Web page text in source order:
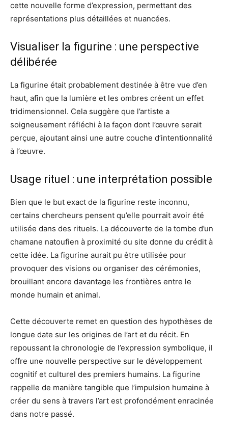
cette nouvelle forme d’expression, permettant des
représentations plus détaillées et nuancées.
Visualiser la figurine : une perspective
délibérée
La figurine était probablement destinée à être vue d’en
haut, afin que la lumière et les ombres créent un effet
tridimensionnel. Cela suggère que l’artiste a
soigneusement réfléchi à la façon dont l’œuvre serait
perçue, ajoutant ainsi une autre couche d’intentionnalité
à l’œuvre.
Usage rituel : une interprétation possible
Bien que le but exact de la figurine reste inconnu,
certains chercheurs pensent qu’elle pourrait avoir été
utilisée dans des rituels. La découverte de la tombe d’un
chamane natoufien à proximité du site donne du crédit à
cette idée. La figurine aurait pu être utilisée pour
provoquer des visions ou organiser des cérémonies,
brouillant encore davantage les frontières entre le
monde humain et animal.
Cette découverte remet en question des hypothèses de
longue date sur les origines de l’art et du récit. En
repoussant la chronologie de l’expression symbolique, il
offre une nouvelle perspective sur le développement
cognitif et culturel des premiers humains. La figurine
rappelle de manière tangible que l’impulsion humaine à
créer du sens à travers l’art est profondément enracinée
dans notre passé.